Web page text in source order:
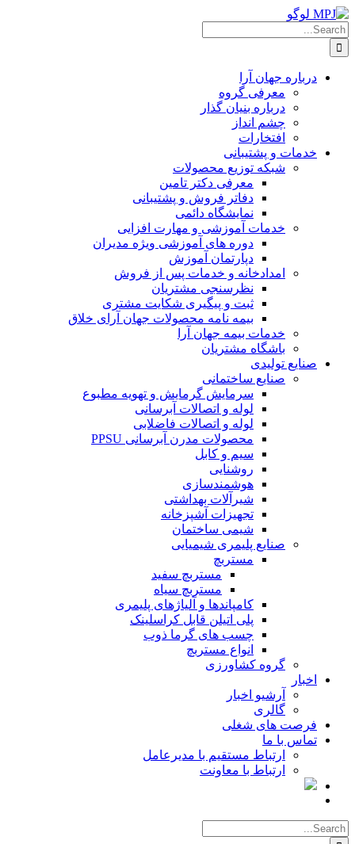
درباره جهان آرا
معرفی گروه
درباره بنیان گذار
چشم انداز
افتخارات
خدمات و پشتیبانی
شبکه توزیع محصولات
معرفی دکتر تامین
دفاتر فروش و پشتیبانی
نمایشگاه دائمی
خدمات آموزشی و مهارت افزایی
دوره های آموزشی ویژه مدیران
دپارتمان آموزش
امدادخانه و خدمات پس از فروش
نظرسنجی مشتریان
ثبت و پیگیری شکایت مشتری
بیمه نامه محصولات جهان آرای خلاق
خدمات بیمه جهان آرا
باشگاه مشتریان
صنایع تولیدی
صنایع ساختمانی
سرمایش گرمایش و تهویه مطبوع
لوله و اتصالات آبرسانی
لوله و اتصالات فاضلابی
محصولات مدرن آبرسانی PPSU
سیم و کابل
روشنایی
هوشمندسازی
شیرآلات بهداشتی
تجهیزات آشپزخانه
شیمی ساختمان
صنایع پلیمری شیمیایی
مستربچ
مستربچ سفید
مستربچ سیاه
کامپاندها و آلیاژهای پلیمری
پلی اتیلن قابل کراسلینک
چسب های گرما ذوب
انواع مستربچ
گروه کشاورزی
اخبار
آرشیو اخبار
گالری
فرصت های شغلی
تماس با ما
ارتباط مستقیم با مدیرعامل
ارتباط با معاونت